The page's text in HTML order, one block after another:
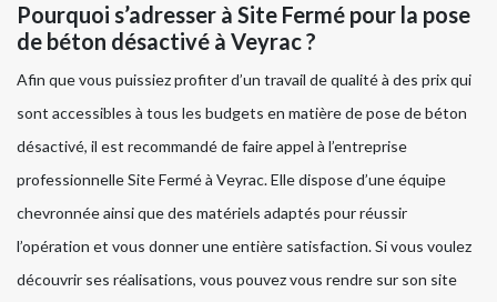
Pourquoi s’adresser à Site Fermé pour la pose
de béton désactivé à Veyrac ?
Afin que vous puissiez profiter d’un travail de qualité à des prix qui
sont accessibles à tous les budgets en matière de pose de béton
désactivé, il est recommandé de faire appel à l’entreprise
professionnelle Site Fermé à Veyrac. Elle dispose d’une équipe
chevronnée ainsi que des matériels adaptés pour réussir
l’opération et vous donner une entière satisfaction. Si vous voulez
découvrir ses réalisations, vous pouvez vous rendre sur son site